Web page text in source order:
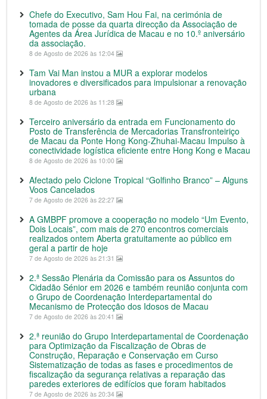
Chefe do Executivo, Sam Hou Fai, na cerimónia de
tomada de posse da quarta direcção da Associação de
Agentes da Área Jurídica de Macau e no 10.º aniversário
da associação.
8 de Agosto de 2026 às 12:04
Tam Vai Man instou a MUR a explorar modelos
inovadores e diversificados para impulsionar a renovação
urbana
8 de Agosto de 2026 às 11:28
Terceiro aniversário da entrada em Funcionamento do
Posto de Transferência de Mercadorias Transfronteiriço
de Macau da Ponte Hong Kong-Zhuhai-Macau Impulso à
conectividade logística eficiente entre Hong Kong e Macau
8 de Agosto de 2026 às 10:00
Afectado pelo Ciclone Tropical “Golfinho Branco” – Alguns
Voos Cancelados
7 de Agosto de 2026 às 22:27
A GMBPF promove a cooperação no modelo “Um Evento,
Dois Locais”, com mais de 270 encontros comerciais
realizados ontem Aberta gratuitamente ao público em
geral a partir de hoje
7 de Agosto de 2026 às 21:31
2.ª Sessão Plenária da Comissão para os Assuntos do
Cidadão Sénior em 2026 e também reunião conjunta com
o Grupo de Coordenação Interdepartamental do
Mecanismo de Protecção dos Idosos de Macau
7 de Agosto de 2026 às 20:41
2.ª reunião do Grupo Interdepartamental de Coordenação
para Optimização da Fiscalização de Obras de
Construção, Reparação e Conservação em Curso
Sistematização de todas as fases e procedimentos de
fiscalização da segurança relativas a reparação das
paredes exteriores de edifícios que foram habitados
7 de Agosto de 2026 às 20:34